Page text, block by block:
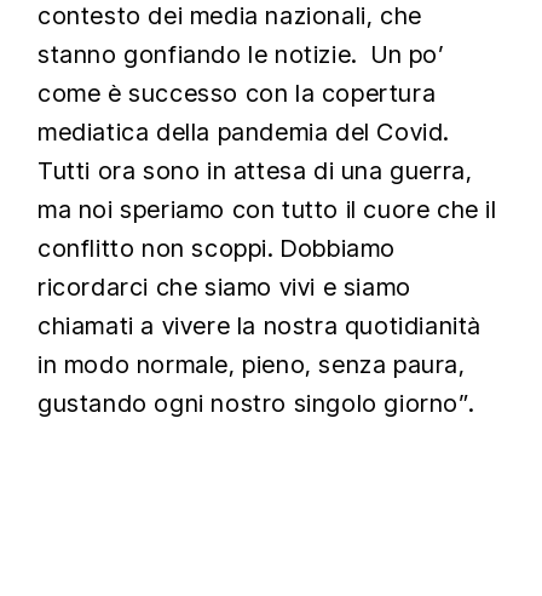
contesto dei media nazionali, che
stanno gonfiando le notizie. Un po’
come è successo con la copertura
mediatica della pandemia del Covid.
Tutti ora sono in attesa di una guerra,
ma noi speriamo con tutto il cuore che il
conflitto non scoppi. Dobbiamo
ricordarci che siamo vivi e siamo
chiamati a vivere la nostra quotidianità
in modo normale, pieno, senza paura,
gustando ogni nostro singolo giorno”.